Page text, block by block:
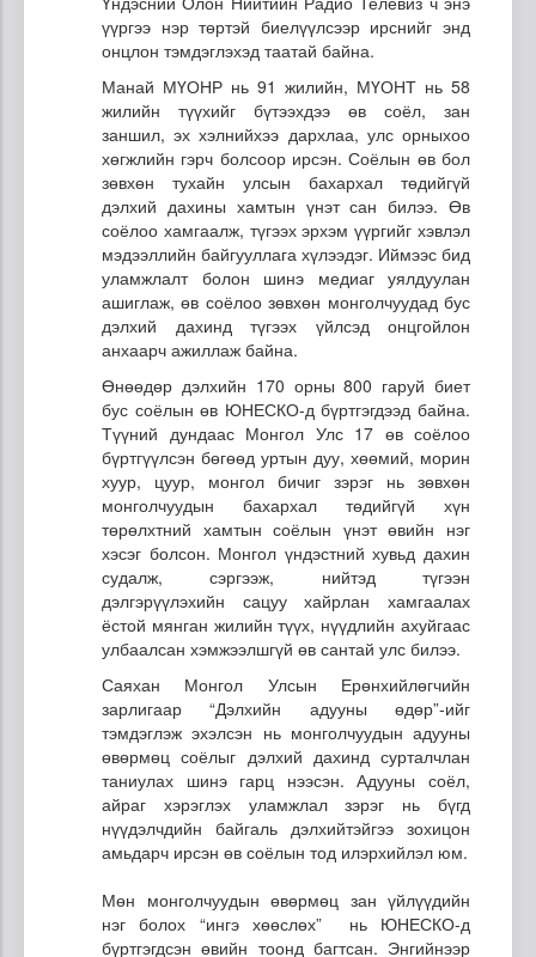
үүргээ нэр төртэй биелүүлсээр ирснийг энд
онцлон тэмдэглэхэд таатай байна.
Манай МҮОНР нь 91 жилийн, МҮОНТ нь 58
жилийн түүхийг бүтээхдээ өв соёл, зан
заншил, эх хэлнийхээ дархлаа, улс орныхоо
хөгжлийн гэрч болсоор ирсэн. Соёлын өв бол
зөвхөн тухайн улсын бахархал төдийгүй
дэлхий дахины хамтын үнэт сан билээ. Өв
соёлоо хамгаалж, түгээх эрхэм үүргийг хэвлэл
мэдээллийн байгууллага хүлээдэг. Иймээс бид
уламжлалт болон шинэ медиаг уялдуулан
ашиглаж, өв соёлоо зөвхөн монголчуудад бус
дэлхий дахинд түгээх үйлсэд онцгойлон
анхаарч ажиллаж байна.
Өнөөдөр дэлхийн 170 орны 800 гаруй биет
бус соёлын өв ЮНЕСКО-д бүртгэгдээд байна.
Түүний дундаас Монгол Улс 17 өв соёлоо
бүртгүүлсэн бөгөөд уртын дуу, хөөмий, морин
хуур, цуур, монгол бичиг зэрэг нь зөвхөн
монголчуудын бахархал төдийгүй хүн
төрөлхтний хамтын соёлын үнэт өвийн нэг
хэсэг болсон. Монгол үндэстний хувьд дахин
судалж, сэргээж, нийтэд түгээн
дэлгэрүүлэхийн сацуу хайрлан хамгаалах
ёстой мянган жилийн түүх, нүүдлийн ахуйгаас
улбаалсан хэмжээлшгүй өв сантай улс билээ.
Саяхан Монгол Улсын Ерөнхийлөгчийн
зарлигаар “Дэлхийн адууны өдөр”-ийг
тэмдэглэж эхэлсэн нь монголчуудын адууны
өвөрмөц соёлыг дэлхий дахинд сурталчлан
таниулах шинэ гарц нээсэн. Адууны соёл,
айраг хэрэглэх уламжлал зэрэг нь бүгд
нүүдэлчдийн байгаль дэлхийтэйгээ зохицон
амьдарч ирсэн өв соёлын тод илэрхийлэл юм.
Мөн монголчуудын өвөрмөц зан үйлүүдийн
нэг болох “ингэ хөөслөх” нь ЮНЕСКО-д
бүртгэгдсэн өвийн тоонд багтсан. Энгийнээр